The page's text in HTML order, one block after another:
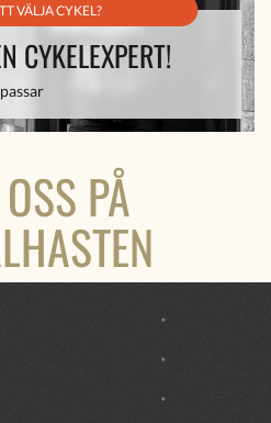
VÄLJA CYKEL?
CYKELEXPERT!
PÅ